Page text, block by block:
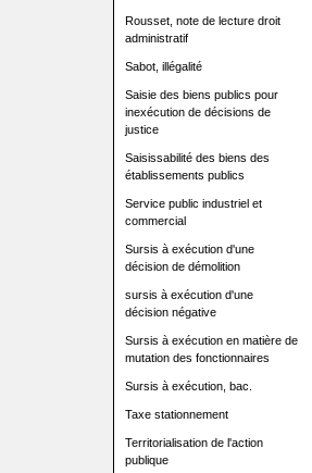
Rousset, note de lecture droit
administratif
Sabot, illégalité
Saisie des biens publics pour
inexécution de décisions de
justice
Saisissabilité des biens des
établissements publics
Service public industriel et
commercial
Sursis à exécution d'une
décision de démolition
sursis à exécution d'une
décision négative
Sursis à exécution en matière de
mutation des fonctionnaires
Sursis à exécution, bac.
Taxe stationnement
Territorialisation de l'action
publique